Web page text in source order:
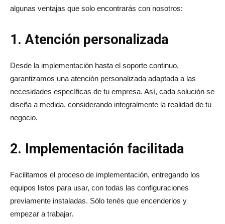
algunas ventajas que solo encontrarás con nosotros:
1. Atención personalizada
Desde la implementación hasta el soporte continuo,
garantizamos una atención personalizada adaptada a las
necesidades específicas de tu empresa. Así, cada solución se
diseña a medida, considerando integralmente la realidad de tu
negocio.
2. Implementación facilitada
Facilitamos el proceso de implementación, entregando los
equipos listos para usar, con todas las configuraciones
previamente instaladas. Sólo tenés que encenderlos y
empezar a trabajar.